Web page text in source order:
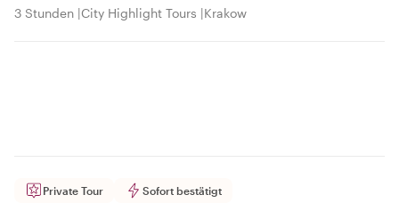
3 Stunden City Highlight Tours Krakow
Private Tour Sofort bestätigt